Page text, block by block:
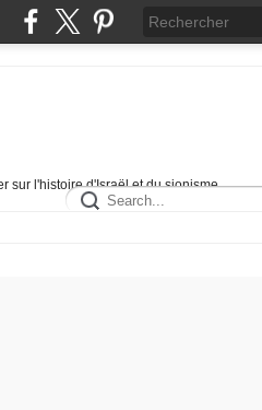
sur l'histoire d'Israël et du sionisme.